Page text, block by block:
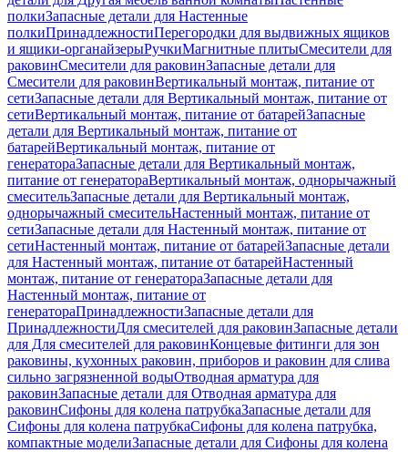
полкиЗапасные детали для Настенные
полкиПринадлежностиПерегородки для выдвижных ящиков
и ящики-органайзерыРучкиМагнитные плитыСмесители для
раковинСмесители для раковинЗапасные детали для
Смесители для раковинВертикальный монтаж, питание от
сетиЗапасные детали для Вертикальный монтаж, питание от
сетиВертикальный монтаж, питание от батарейЗапасные
детали для Вертикальный монтаж, питание от
батарейВертикальный монтаж, питание от
генератораЗапасные детали для Вертикальный монтаж,
питание от генератораВертикальный монтаж, однорычажный
смесительЗапасные детали для Вертикальный монтаж,
однорычажный смесительНастенный монтаж, питание от
сетиЗапасные детали для Настенный монтаж, питание от
сетиНастенный монтаж, питание от батарейЗапасные детали
для Настенный монтаж, питание от батарейНастенный
монтаж, питание от генератораЗапасные детали для
Настенный монтаж, питание от
генератораПринадлежностиЗапасные детали для
ПринадлежностиДля смесителей для раковинЗапасные детали
для Для смесителей для раковинКонцевые фитинги для зон
раковины, кухонных раковин, приборов и раковин для слива
сильно загрязненной водыОтводная арматура для
раковинЗапасные детали для Отводная арматура для
раковинСифоны для колена патрубкаЗапасные детали для
Сифоны для колена патрубкаСифоны для колена патрубка,
компактные моделиЗапасные детали для Сифоны для колена